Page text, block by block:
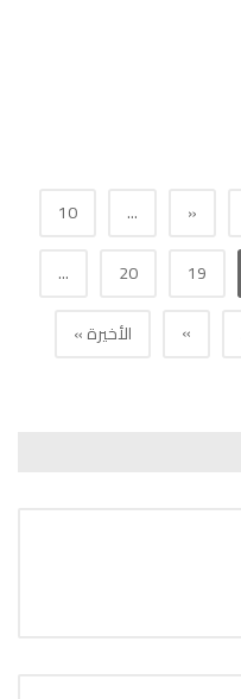
«
...
10
19
20
...
» الأخيرة »